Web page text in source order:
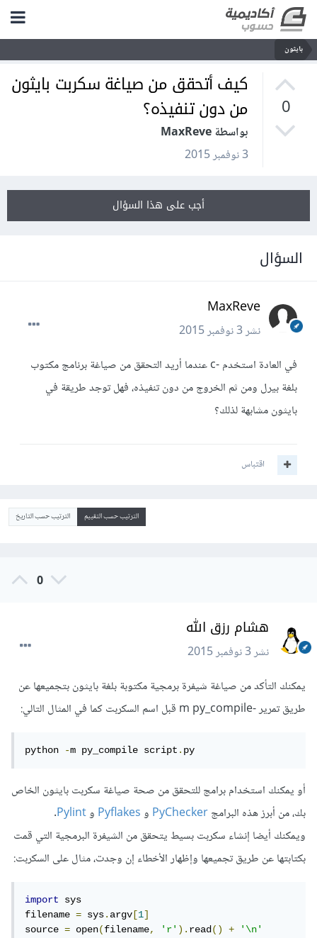
بايثون
0
كيف أتحقق من صياغة سكربت بايثون
من دون تنفيذه؟
بواسطة MaxReve
3 نوفمبر 2015
أجب على هذا السؤال
السؤال
MaxReve
نشر3 نوفمبر 2015
في العادة استخدم -c عندما أريد التحقق من صياغة برنامج مكتوب
بلغة بيرل ومن ثم الخروج من دون تنفيذه، فهل توجد طريقة في
بايثون مشابهة لذلك؟
اقتباس
الترتيب حسب التقييم الترتيب حسب التاريخ
0
هشام رزق الله
نشر3 نوفمبر 2015
يمكنك التأكد من صياغة شيفرة برمجية مكتوبة بلغة بايثون بتجميعها عن
طريق تمرير -m py_compile قبل اسم السكربت كما في المثال التالي:
python -m py_compile script.py
أو يمكنك استخدام برامج للتحقق من صحة صياغة سكربت بايثون الخاص
بك، من أبرز هذه البرامجPyCheckerوPyflakesوPylint
.
ويمكنك أيضا إنشاء سكربت بسيط يتحقق من الشيفرة البرمجية التي قمت
بكتابتها عن طريق تجميعها وإظهار الأخطاء إن وجدت، مثال على السكربت:
import
sys
filename = sys.argv [1]
source = open(filename, 'r').read() +
'\n'